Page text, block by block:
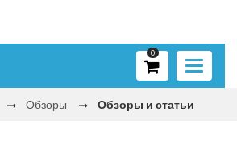
Toggle
0
Обзоры Обзоры и статьи